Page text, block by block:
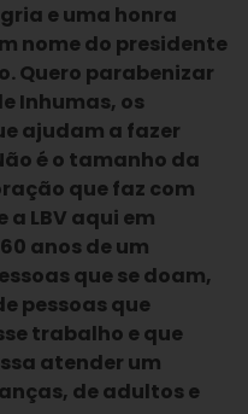
e uma honra
nome do presidente
Quero parabenizar
Inhumas, os
ajudam a fazer
é o tamanho da
que faz com
a LBV aqui em
anos de um
que se doam,
pessoas que
trabalho e que
atender um
de adultos e